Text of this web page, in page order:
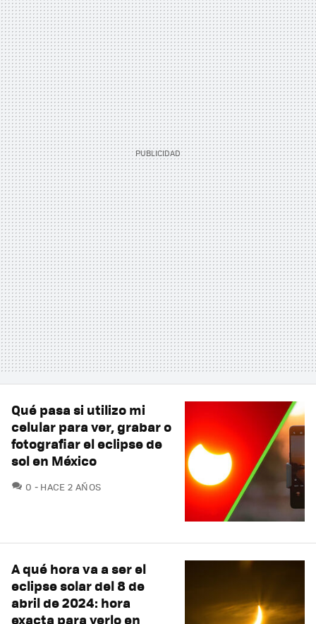
Qué pasa si utilizo mi
celular para ver, grabar o
fotografiar el eclipse de
sol en México
0 COMENTARIOS
HACE 2 AÑOS
A qué hora va a ser el
eclipse solar del 8 de
abril de 2024: hora
exacta para verlo en